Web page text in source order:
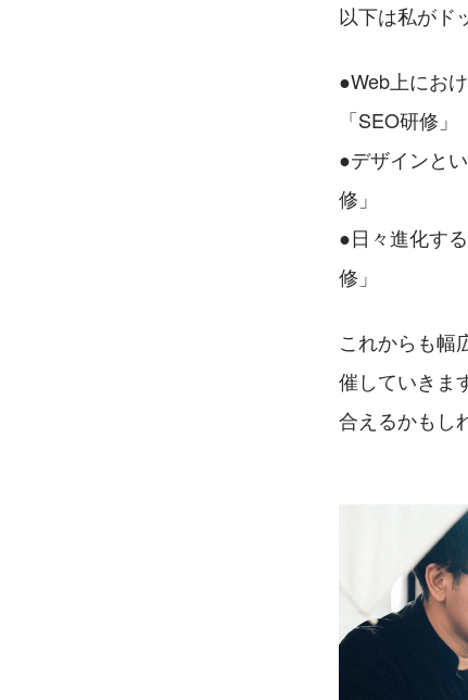
以下は私がド
●Web上にお
「SEO研修」
●デザインと
修」
●日々進化す
修」
これからも幅
催していきま
合えるかもし